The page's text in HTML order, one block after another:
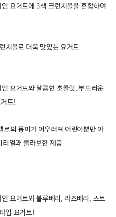
요거트에 3색 크런치볼을 혼합하여
치볼로 더욱 맛있는 요거트
요거트와 달콤한 초콜릿, 부드러운
트!
로의 풍미가 어우러져 어린이뿐만 아
리얼과 콜라보한 제품
요거트와 블루베리, 라즈베리, 스트
입 요거트!